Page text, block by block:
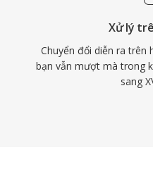
Xử lý
Chuyển đổi diễn ra trên
bạn vẫn mượt mà trong
sang